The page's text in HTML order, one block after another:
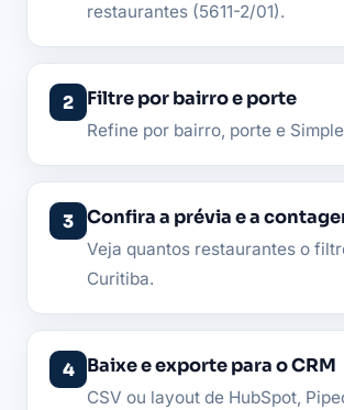
restaurantes (5611-2/01).
Filtre por bairro e porte
Refine por bairro, porte e
Confira a prévia e a
Veja quantos restaurantes o
Curitiba.
Baixe e exporte para o CRM
CSV ou layout de HubSpot,